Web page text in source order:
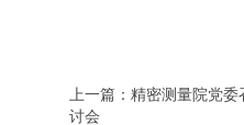
上一篇：精密测量院党
讨会